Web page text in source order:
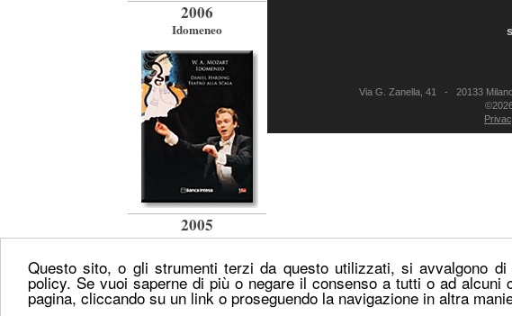
Questo sito, o gli strumenti terzi da questo utilizzati, si avvalgono
policy. Se vuoi saperne di più o negare il consenso a tutti o ad
pagina, cliccando su un link o proseguendo la navigazione in altra
2006
Idomeneo
2005
Dialogues des Carmélites
2004
Moïse et Pharaon
Via G. Zanella, 41 - 20133